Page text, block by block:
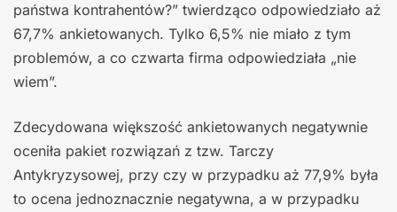
państwa kontrahentów?” twierdząco odpowiedziało aż
67,7% ankietowanych. Tylko 6,5% nie miało z tym
problemów, a co czwarta firma odpowiedziała „nie
wiem”.
Zdecydowana większość ankietowanych negatywnie
oceniła pakiet rozwiązań z tzw. Tarczy
Antykryzysowej, przy czy w przypadku aż 77,9% była
to ocena jednoznacznie negatywna, a w przypadku